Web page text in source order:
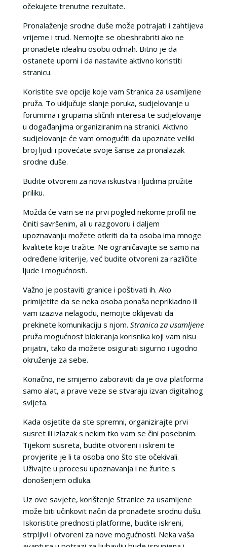
očekujete trenutne rezultate.
Pronalaženje srodne duše može potrajati i zahtijeva
vrijeme i trud. Nemojte se obeshrabriti ako ne
pronađete idealnu osobu odmah. Bitno je da
ostanete uporni i da nastavite aktivno koristiti
stranicu.
Koristite sve opcije koje vam Stranica za usamljene
pruža. To uključuje slanje poruka, sudjelovanje u
forumima i grupama sličnih interesa te sudjelovanje
u događanjima organiziranim na stranici. Aktivno
sudjelovanje će vam omogućiti da upoznate veliki
broj ljudi i povećate svoje šanse za pronalazak
srodne duše.
Budite otvoreni za nova iskustva i ljudima pružite
priliku.
Možda će vam se na prvi pogled nekome profil ne
činiti savršenim, ali u razgovoru i daljem
upoznavanju možete otkriti da ta osoba ima mnoge
kvalitete koje tražite. Ne ograničavajte se samo na
određene kriterije, već budite otvoreni za različite
ljude i mogućnosti.
Važno je postaviti granice i poštivati ih. Ako
primijetite da se neka osoba ponaša neprikladno ili
vam izaziva nelagodu, nemojte oklijevati da
prekinete komunikaciju s njom. Stranica za usamljene
pruža mogućnost blokiranja korisnika koji vam nisu
prijatni, tako da možete osigurati sigurno i ugodno
okruženje za sebe.
Konačno, ne smijemo zaboraviti da je ova platforma
samo alat, a prave veze se stvaraju izvan digitalnog
svijeta.
Kada osjetite da ste spremni, organizirajte prvi
susret ili izlazak s nekim tko vam se čini posebnim.
Tijekom susreta, budite otvoreni i iskreni te
provjerite je li ta osoba ono što ste očekivali.
Uživajte u procesu upoznavanja i ne žurite s
donošenjem odluka.
Uz ove savjete, korištenje Stranice za usamljene
može biti učinkovit način da pronađete srodnu dušu.
Iskoristite prednosti platforme, budite iskreni,
strpljivi i otvoreni za nove mogućnosti. Neka vaša